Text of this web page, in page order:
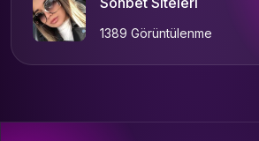
1389 Görüntülenme